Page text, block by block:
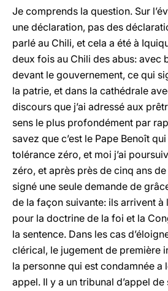
Je comprends la question. Sur
une déclaration, pas des
parlé au Chili, et cela a été à
deux fois au Chili des abus: avec
devant le gouvernement, ce qui
la patrie, et dans la cathédrale
discours que j’ai adressé aux
sens le plus profondément par
savez que c’est le Pape Benoît
tolérance zéro, et moi j’ai
zéro, et après près de cinq ans
signé une seule demande de
de la façon suivante: ils arrivent
pour la doctrine de la foi et la
la sentence. Dans les cas
clérical, le jugement de première
la personne qui est condamnée a
appel. Il y a un tribunal d’appel